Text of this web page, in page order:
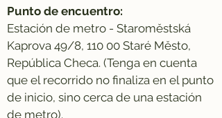
Punto de encuentro:
Estación de metro - Staroměstská
Kaprova 49/8, 110 00 Staré Město,
República Checa. (Tenga en cuenta
que el recorrido no finaliza en el punto
de inicio, sino cerca de una estación
de metro).